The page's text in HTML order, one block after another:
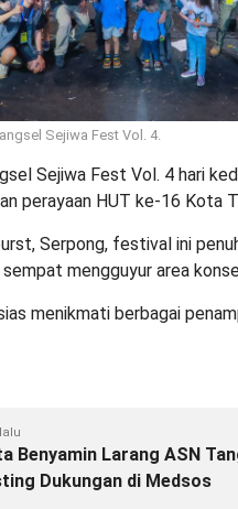
Sejiwa Fest Vol. 4.
Sejiwa Fest Vol. 4 hari
perayaan HUT ke-16 Kota
Serpong, festival ini
mengguyur area
menikmati berbagai
Benyamin Larang ASN
Dukungan di Medsos